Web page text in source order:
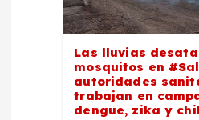
Las lluvias
mosquitos en
autoridades
trabajan en
dengue, zika y